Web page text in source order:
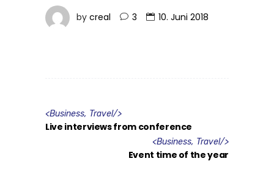
by creal 3 10. Juni 2018
<Business, Travel/>
Live interviews from conference
<Business, Travel/>
Event time of the year